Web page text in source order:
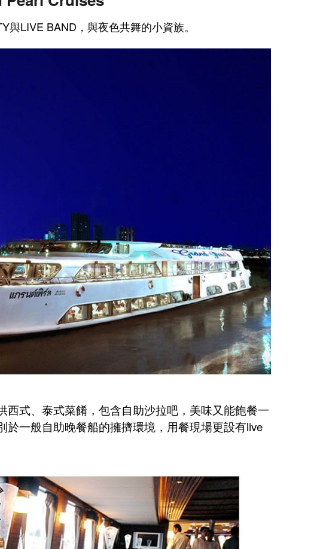
LIVE BAND，與夜色共舞的小資族。
西式、泰式菜餚，包含自助沙拉吧，美味又能飽餐一
一般自助晚餐船的擁擠環境， 用餐現場更設有live